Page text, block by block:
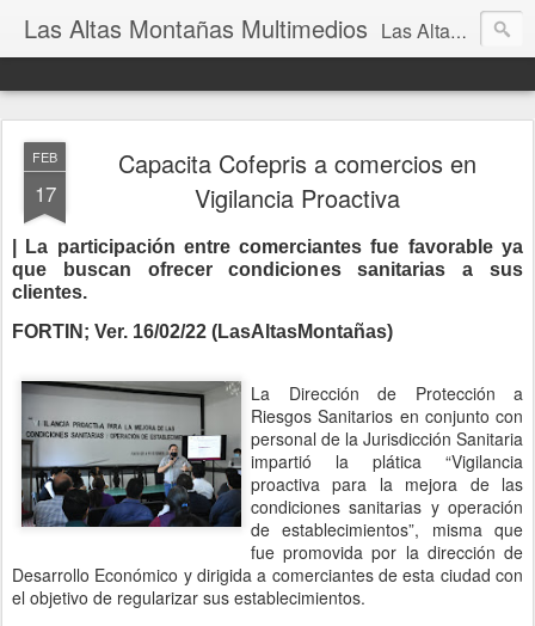
Las Altas Montañas Multimedios Las Altas Montañas Multimedios
FEB
17
Capacita Cofepris a comercios en
Vigilancia Proactiva
| La participación entre comerciantes fue favorable ya
que buscan ofrecer condiciones sanitarias a sus
clientes.
FORTIN; Ver. 16/02/22 (LasAltasMontañas)
La Dirección de Protección a
Riesgos Sanitarios en conjunto con
personal de la Jurisdicción Sanitaria
impartió la plática “Vigilancia
proactiva para la mejora de las
condiciones sanitarias y operación
de establecimientos”, misma que
fue promovida por la dirección de
Desarrollo Económico y dirigida a comerciantes de esta ciudad con
el objetivo de regularizar sus establecimientos.